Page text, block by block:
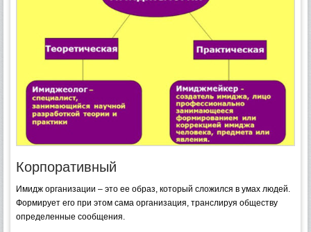
Корпоративный
Имидж организации – это ее образ, который сложился в умах людей.
Формирует его при этом сама организация, транслируя обществу
определенные сообщения.